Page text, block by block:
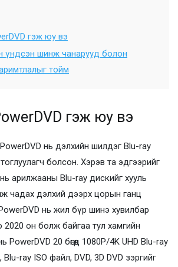
гэж юу вэ
үндсэн шинж чанарууд болон
тойм
гэж юу вэ
нь дэлхийн шилдэг Blu-ray
болсон. Хэрэв та эдгээрийг
арилжааны Blu-ray дискийг хууль
чадах дэлхий дээрх цорын ганц
нь жил бүр шинэ хувилбар
2020 он болж байгаа тул хамгийн
PowerDVD 20 бөгөөд 1080P/4K UHD Blu-ray
ray ISO файл, DVD, 3D DVD зэргийг